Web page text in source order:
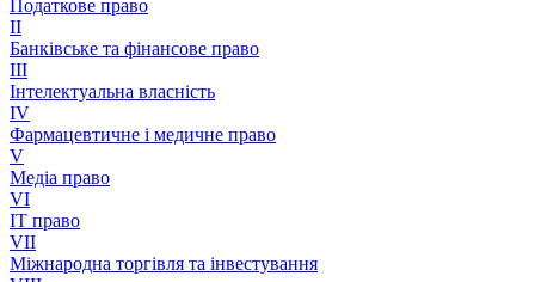
Податкове право
II
Банківське та фінансове право
III
Інтелектуальна власність
IV
Фармацевтичне і медичне право
V
Медіа право
VI
IT право
VII
Міжнародна торгівля та інвестування